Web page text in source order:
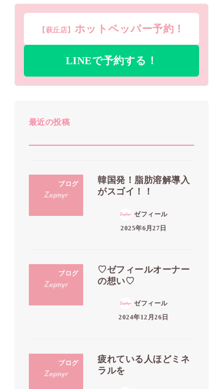
【萩丘店】 ホットペッパー予約！
LINEで予約する！
最近の投稿
ブログ
韓国発！脂肪溶解導入
がスゴイ！！
ゼフィール
2025年6月27日
ブログ
♡ゼフィールオーナー
の想い♡
ゼフィール
2024年12月26日
ブログ
疲れている人ほどミネ
ラルを